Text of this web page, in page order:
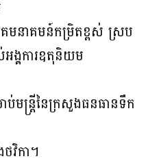
មនាគមន៍កម្រិតខ្ពស់ ស្រប
ង្គការឧតុនិយម
ប់មន្ត្រីនៃក្រសួងធនធានទឹក
វិកា។